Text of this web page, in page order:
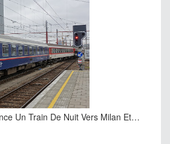
Un Train De Nuit Vers Milan Et…